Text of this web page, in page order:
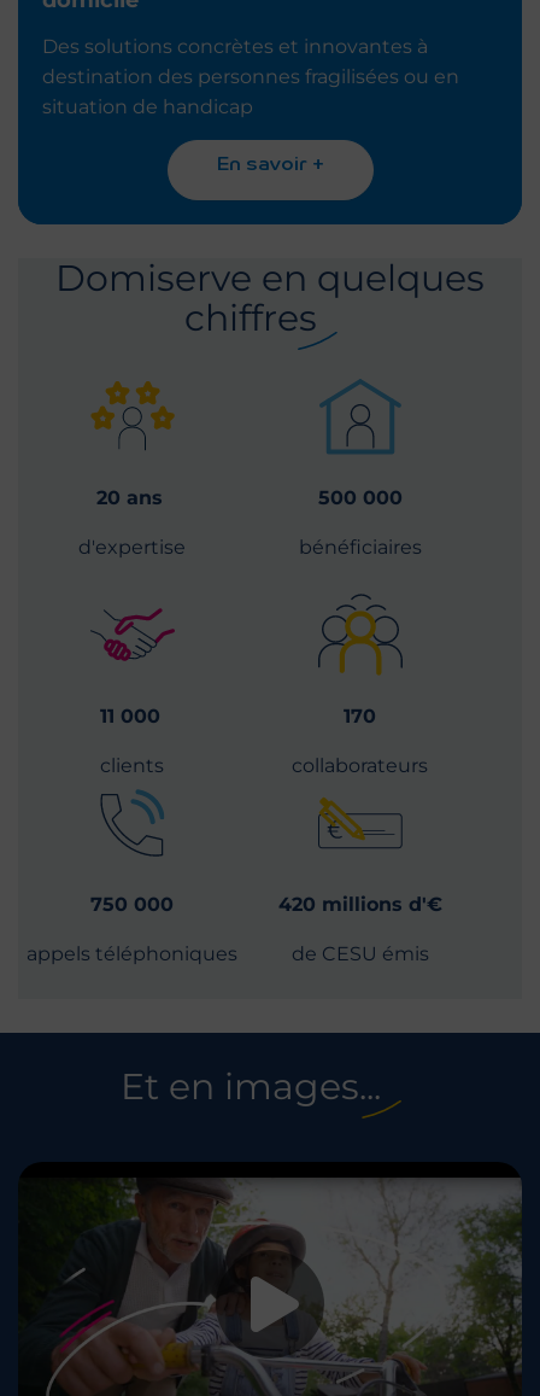
Des solutions concrètes et innovantes à
destination des personnes fragilisées ou en
situation de handicap
En savoir +
Domiserve en quelques
chiffres
20 ans
d'expertise
500 000
bénéficiaires
11 000
clients
170
collaborateurs
750 000
appels téléphoniques
420 millions d'€
de CESU émis
Et en images...
Lancer la